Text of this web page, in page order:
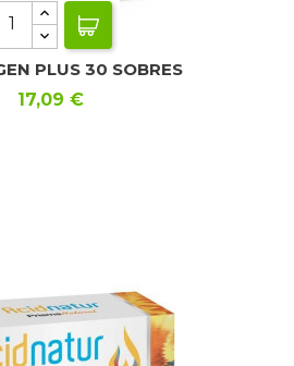
PLUS 30 SOBRES
Precio
17,09 €